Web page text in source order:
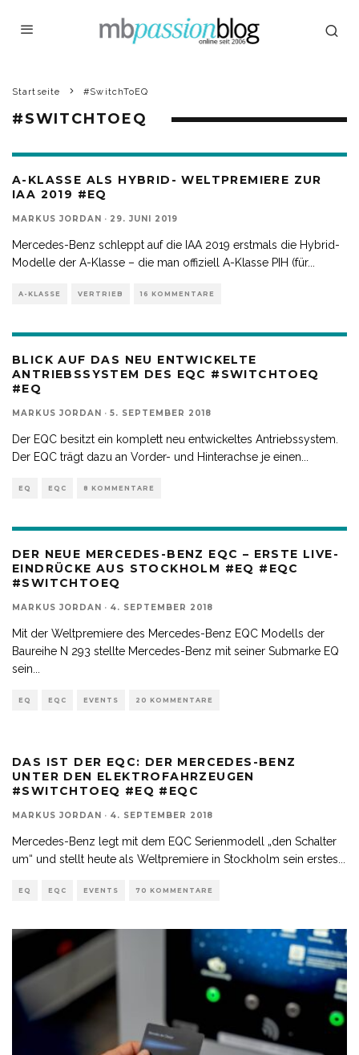
Startseite #SwitchToEQ
#SWITCHTOEQ
A-KLASSE ALS HYBRID- WELTPREMIERE ZUR
IAA 2019 #EQ
MARKUS JORDAN · 29. JUNI 2019
Mercedes-Benz schleppt auf die IAA 2019 erstmals die Hybrid-
Modelle der A-Klasse – die man offiziell A-Klasse PIH (für...
A-KLASSE VERTRIEB 16 KOMMENTARE
BLICK AUF DAS NEU ENTWICKELTE
ANTRIEBSSYSTEM DES EQC #SWITCHTOEQ
#EQ
MARKUS JORDAN · 5. SEPTEMBER 2018
Der EQC besitzt ein komplett neu entwickeltes Antriebssystem.
Der EQC trägt dazu an Vorder- und Hinterachse je einen
EQ EQC 8 KOMMENTARE
DER NEUE MERCEDES-BENZ EQC – ERSTE LIVE-
EINDRÜCKE AUS STOCKHOLM #EQ #EQC
#SWITCHTOEQ
MARKUS JORDAN · 4. SEPTEMBER 2018
Mit der Weltpremiere des Mercedes-Benz EQC Modells der
Baureihe N 293 stellte Mercedes-Benz mit seiner Submarke EQ
sein
EQ EQC EVENTS 20 KOMMENTARE
DAS IST DER EQC: DER MERCEDES-BENZ
UNTER DEN ELEKTROFAHRZEUGEN
#SWITCHTOEQ #EQ #EQC
MARKUS JORDAN · 4. SEPTEMBER 2018
Mercedes-Benz legt mit dem EQC Serienmodell „den Schalter
um“ und stellt heute als Weltpremiere in Stockholm sein erstes
EQ EQC EVENTS 70 KOMMENTARE